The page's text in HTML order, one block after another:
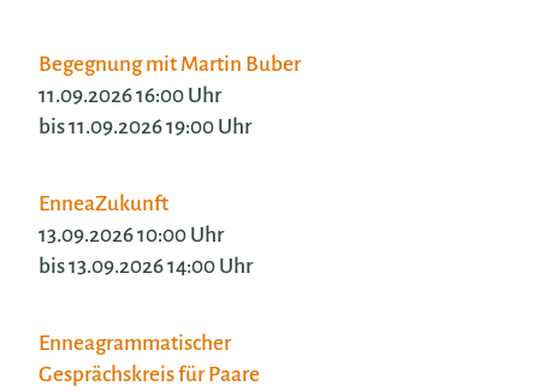
Begegnung mit Martin Buber
11.09.2026 16:00 Uhr
bis 11.09.2026 19:00 Uhr
EnneaZukunft
13.09.2026 10:00 Uhr
bis 13.09.2026 14:00 Uhr
Enneagrammatischer
Gesprächskreis für Paare